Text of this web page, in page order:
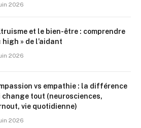
2026
et le bien-être : comprendre
high » de l’aidant
2026
vs empathie : la différence
change tout (neurosciences,
vie quotidienne)
2026